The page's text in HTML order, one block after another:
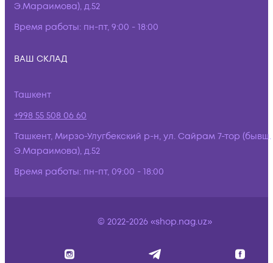
Э.Мараимова), д.52
Время работы: пн-пт, 9:00 - 18:00
ВАШ СКЛАД
Ташкент
+998 55 508 06 60
Ташкент, Мирзо-Улугбекский р-н, ул. Сайрам 7-тор (бывш.
Э.Мараимова), д.52
Время работы: пн-пт, 09:00 - 18:00
© 2022-2026 «shop.nag.uz»